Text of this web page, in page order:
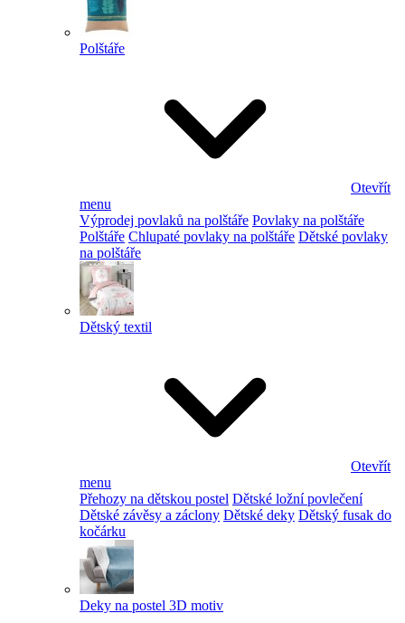
Polštáře
Otevřít
menu
Výprodej povlaků na polštáře Povlaky na polštáře
Polštáře Chlupaté povlaky na polštáře Dětské povlaky
na polštáře
Dětský textil
Otevřít
menu
Přehozy na dětskou postel Dětské ložní povlečení
Dětské závěsy a záclony Dětské deky Dětský fusak do
kočárku
Deky na postel 3D motiv